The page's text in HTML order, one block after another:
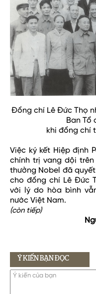
Đồng chí Lê Đức Thọ
Ban Tổ
khi đồng chí
Việc ký kết Hiệp định
chính trị vang dội
thưởng Nobel đã
cho đồng chí Lê Đức
với lý do hòa bình
nước Việt Nam.
(còn tiếp)
Ý KIẾN BẠN ĐỌC